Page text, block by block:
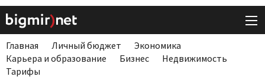
Главная Личный бюджет
Экономика
Карьера и образование
Бизнес
Недвижимость
Тарифы